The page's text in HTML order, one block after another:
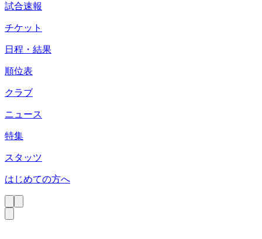
試合速報
チケット
日程・結果
順位表
クラブ
ニュース
特集
スタッツ
はじめての方へ